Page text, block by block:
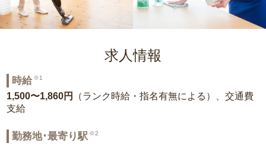
求人情報
時給 ※1
1,500〜1,860円
（ランク時給・指名有無による）、交通費
支給
勤務地･最寄り駅 ※2